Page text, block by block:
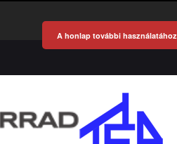
A honlap további